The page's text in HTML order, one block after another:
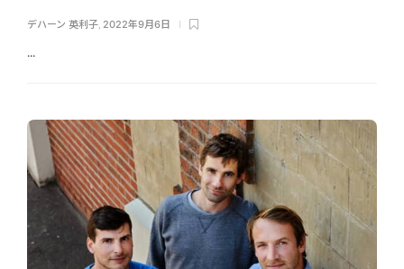
デハーン 英利子, 2022年9月6日
...